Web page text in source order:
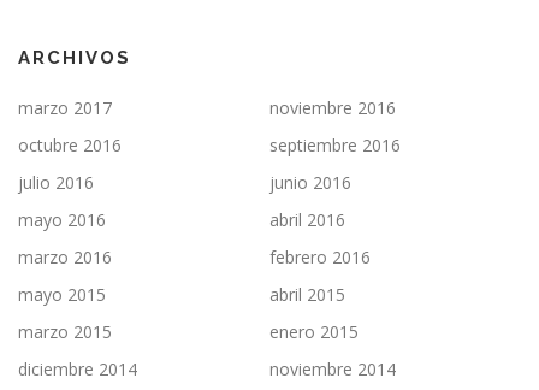
ARCHIVOS
marzo 2017
noviembre 2016
octubre 2016
septiembre 2016
julio 2016
junio 2016
mayo 2016
abril 2016
marzo 2016
febrero 2016
mayo 2015
abril 2015
marzo 2015
enero 2015
diciembre 2014
noviembre 2014